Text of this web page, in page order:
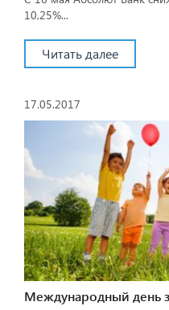
10,25%...
Читать далее
17.05.2017
Международный день